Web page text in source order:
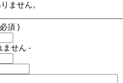
ません。
須 )
ません -